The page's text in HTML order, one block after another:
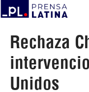
Rechaza
Unidos